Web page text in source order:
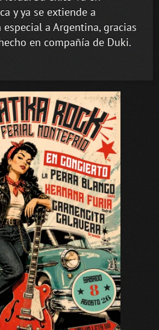
y ya se extiende a
a Argentina, gracias
en compañía de Duki.